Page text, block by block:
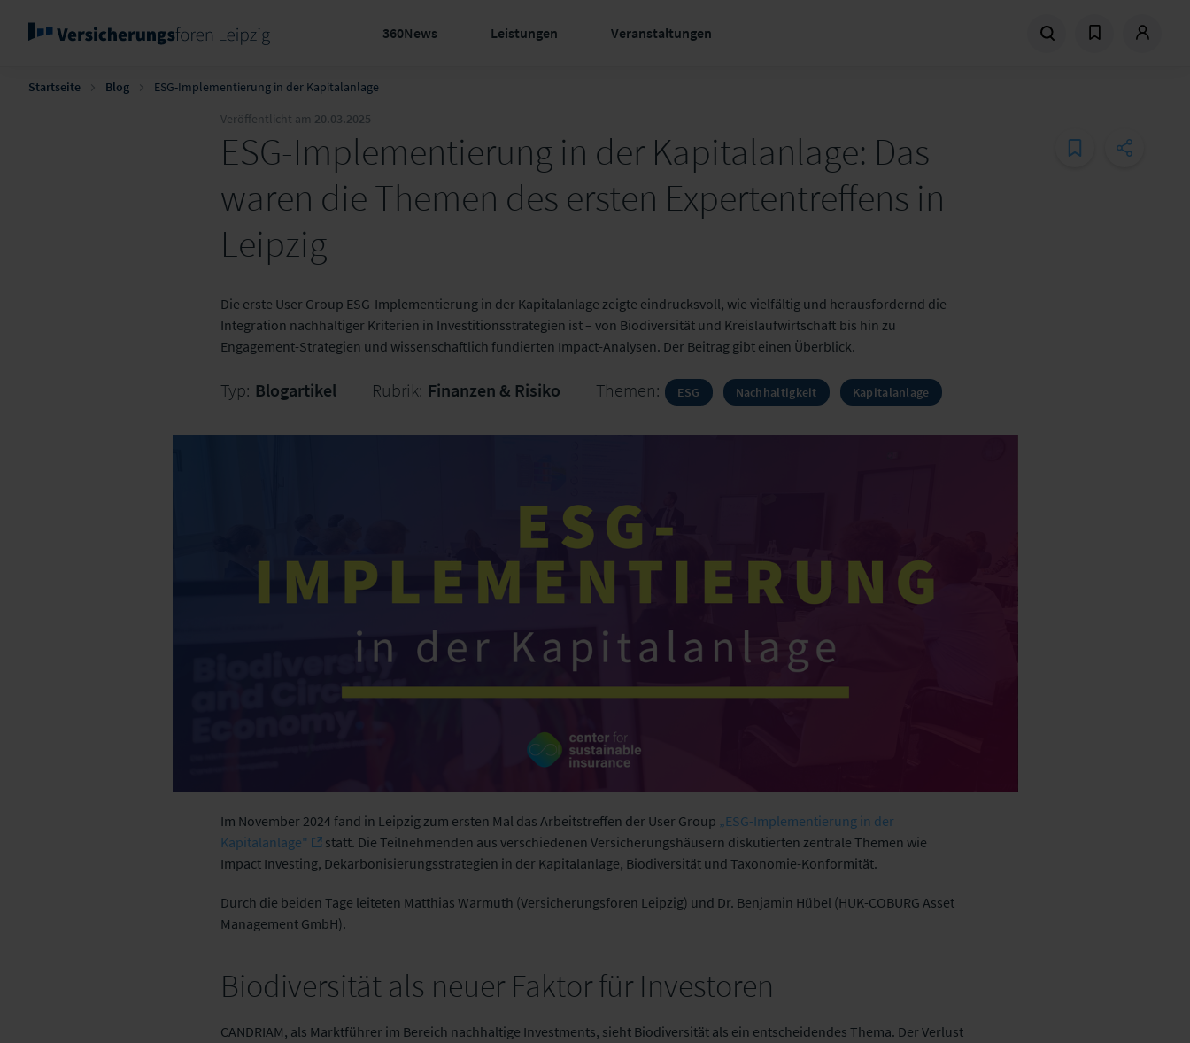
360News Leistungen Veranstaltungen
Startseite Blog
ESG-Implementierung in der Kapitalanlage
Veröffentlicht am 20.03.2025
ESG-Implementierung in der Kapitalanlage: Das
waren die Themen des ersten Expertentreffens in
Leipzig
Die erste User Group ESG-Implementierung in der Kapitalanlage zeigte eindrucksvoll, wie vielfältig und herausfordernd die
Integration nachhaltiger Kriterien in Investitionsstrategien ist – von Biodiversität und Kreislaufwirtschaft bis hin zu
Engagement-Strategien und wissenschaftlich fundierten Impact-Analysen. Der Beitrag gibt einen Überblick.
Typ: Blogartikel Rubrik: Finanzen & Risiko Themen: ESG Nachhaltigkeit Kapitalanlage
Im November 2024 fand in Leipzig zum ersten Mal das Arbeitstreffen der User Group „ESG-Implementierung in der
Kapitalanlage"
statt. Die Teilnehmenden aus verschiedenen Versicherungshäusern diskutierten zentrale Themen wie
Impact Investing, Dekarbonisierungsstrategien in der Kapitalanlage, Biodiversität und Taxonomie-Konformität.
Durch die beiden Tage leiteten Matthias Warmuth (Versicherungsforen Leipzig) und Dr. Benjamin Hübel (HUK-COBURG Asset
Management GmbH).
Biodiversität als neuer Faktor für Investoren
CANDRIAM, als Marktführer im Bereich nachhaltige Investments, sieht Biodiversität als ein entscheidendes Thema. Der Verlust